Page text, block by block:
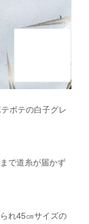
ボテの白子グレ
で道糸が届かず
れ45㎝サイズの